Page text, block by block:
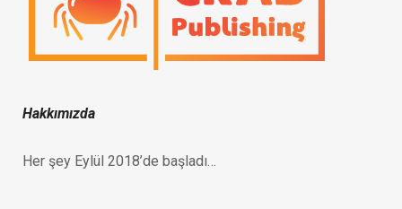
Hakkımızda
Her şey Eylül 2018’de başladı…